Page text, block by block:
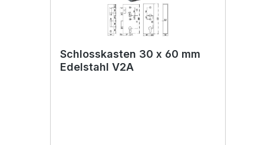
Schlosskasten 30 x 60 mm
Edelstahl V2A